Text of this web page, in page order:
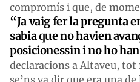
compromís i que, de
“Ja vaigferla pregunta
sabia que no havien
posicionessin i no ho
declaracions a Altaveu,
se’ns va dir que era una